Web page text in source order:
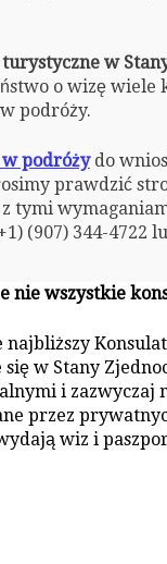
w
o wizę
podróży.
podróżydo
prawdzić
z tymi
(907) 344-4722
nie wszystkie
najbliższy
się w Stany
i zazwyczaj
przez
wiz i